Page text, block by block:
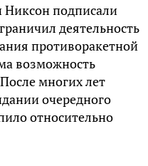
Никсон подписали
деятельность
противоракетной
возможность
многих лет
очередного
относительно